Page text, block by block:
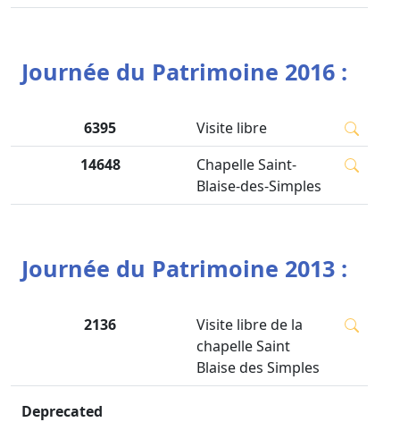
Journée du Patrimoine 2016 :
6395
Visite libre
14648
Chapelle Saint-
Blaise-des-Simples
Journée du Patrimoine 2013 :
2136
Visite libre de la
chapelle Saint
Blaise des Simples
Deprecated